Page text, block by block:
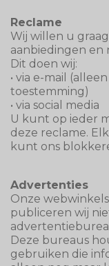
Reclame
Wij willen u
aanbiedingen
Dit doen wij:
• via e-mail
toestemming)
• via social media
U kunt op ieder
deze reclame.
kunt ons
Advertenties
Onze
publiceren wij
Deze bureaus
gebruiken die